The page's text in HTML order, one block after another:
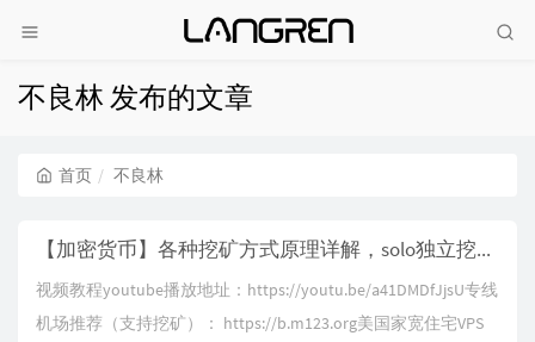
不良林 发布的文章
首页 不良林
【加密货币】各种挖矿方式原理详解，solo独立挖矿、pool矿池挖矿、solo矿池挖矿，还有普通用户也能参与的零成本乐透彩票挖矿，中了直接成为百万富翁改写人生
视频教程youtube播放地址：https://youtu.be/a41DMDfJjsU专线
机场推荐（支持挖矿）： https://b.m123.org美国家宽住宅VPS